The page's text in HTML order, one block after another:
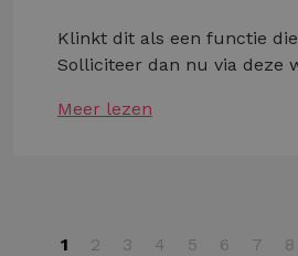
Klinkt dit als een functie
Solliciteer dan nu via deze
Meer lezen
1 2 3 4 5 6 7 8